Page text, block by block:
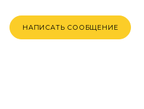
НАПИСАТЬ СООБЩЕНИЕ